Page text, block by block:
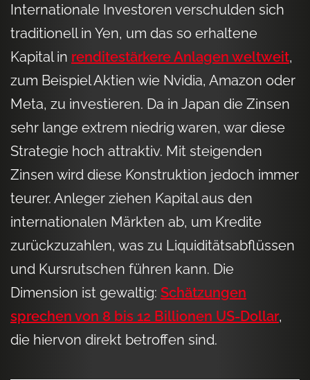
Internationale Investoren verschulden sich
traditionell in Yen, um das so erhaltene
Kapital in renditestärkere Anlagen weltweit,
zum Beispiel Aktien wie Nvidia, Amazon oder
Meta, zu investieren. Da in Japan die Zinsen
sehr lange extrem niedrig waren, war diese
Strategie hoch attraktiv. Mit steigenden
Zinsen wird diese Konstruktion jedoch immer
teurer. Anleger ziehen Kapital aus den
internationalen Märkten ab, um Kredite
zurückzuzahlen, was zu Liquiditätsabflüssen
und Kursrutschen führen kann. Die
Dimension ist gewaltig: Schätzungen
sprechen von 8 bis 12 Billionen US-Dollar,
die hiervon direkt betroffen sind.